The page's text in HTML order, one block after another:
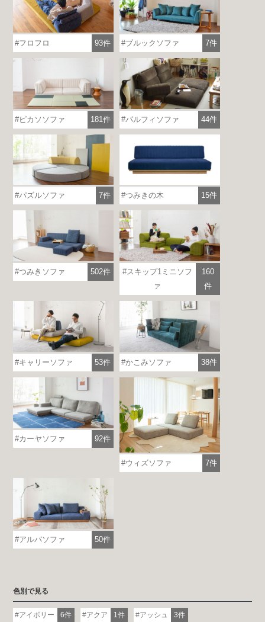
フロフロ 93件 ブルックソファ 7件
ピカソソファ 181件 パルフィソファ 44件
パズルソファ 7件 つみきの木 15件
つみきソファ 502件
スキップ1ミニソフ
ァ
160
件
キャリーソファ 53件 かこみソファ 38件
カーヤソファ 92件
ウィズソファ 7件
アルバソファ 50件
色別で見る
アイボリー 6件 アクア 1件 アッシュ 3件